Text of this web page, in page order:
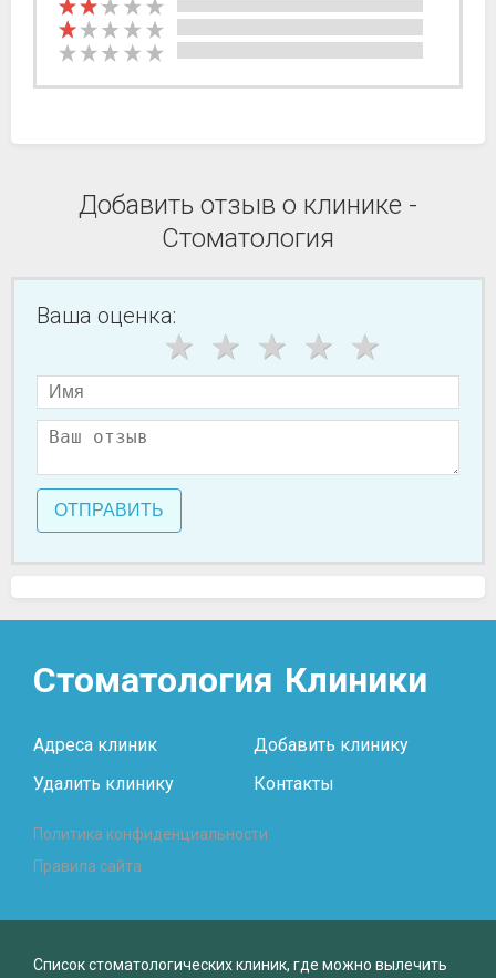
Добавить отзыв о клинике -
Стоматология
Ваша оценка:
ОТПРАВИТЬ
Стоматология Клиники
Адреса клиник
Добавить клинику
Удалить клинику
Контакты
Политика конфиденциальности
Правила сайта
Список стоматологических клиник, где можно вылечить